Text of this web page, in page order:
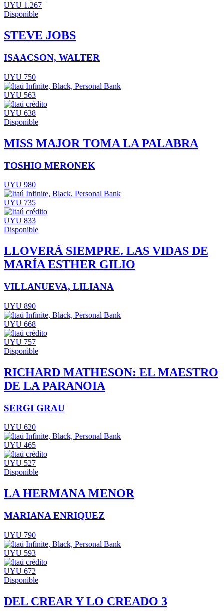
UYU 1.267
Disponible
STEVE JOBS
ISAACSON, WALTER
UYU 750
UYU 563
UYU 638
Disponible
MISS MAJOR TOMA LA PALABRA
TOSHIO MERONEK
UYU 980
UYU 735
UYU 833
Disponible
LLOVERÁ SIEMPRE. LAS VIDAS DE
MARÍA ESTHER GILIO
VILLANUEVA, LILIANA
UYU 890
UYU 668
UYU 757
Disponible
RICHARD MATHESON: EL MAESTRO
DE LA PARANOIA
SERGI GRAU
UYU 620
UYU 465
UYU 527
Disponible
LA HERMANA MENOR
MARIANA ENRIQUEZ
UYU 790
UYU 593
UYU 672
Disponible
DEL CREAR Y LO CREADO 3